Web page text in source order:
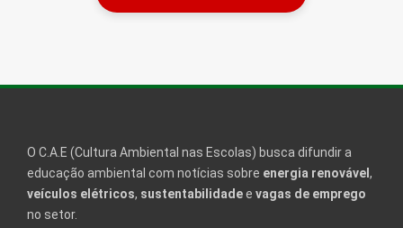
O C.A.E (Cultura Ambiental nas Escolas) busca difundir a
educação ambiental com notícias sobre energia renovável ,
veículos elétricos, sustentabilidadee vagas de emprego
no setor.